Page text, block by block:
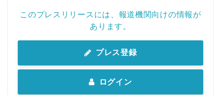
このプレスリリースには、報道機関向けの情報が
あります。
プレス登録
ログイン